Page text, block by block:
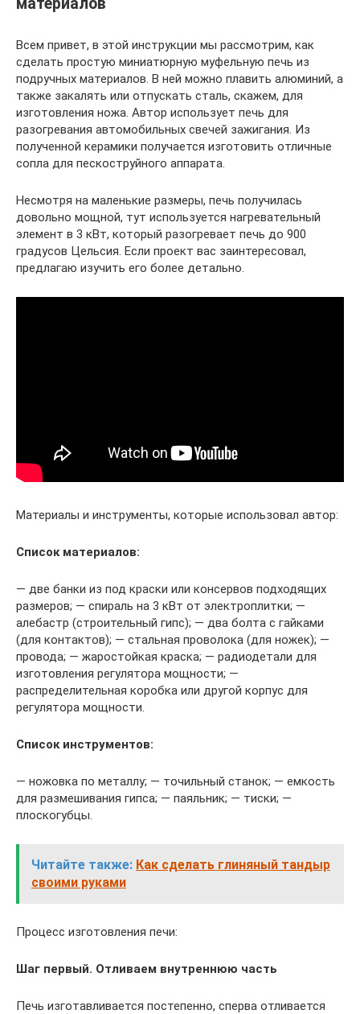
Всем привет, в этой инструкции мы рассмотрим, как
сделать простую миниатюрную муфельную печь из
подручных материалов. В ней можно плавить алюминий, а
также закалять или отпускать сталь, скажем, для
изготовления ножа. Автор использует печь для
разогревания автомобильных свечей зажигания. Из
полученной керамики получается изготовить отличные
сопла для пескоструйного аппарата.
Несмотря на маленькие размеры, печь получилась
довольно мощной, тут используется нагревательный
элемент в 3 кВт, который разогревает печь до 900
градусов Цельсия. Если проект вас заинтересовал,
предлагаю изучить его более детально.
Материалы и инструменты, которые использовал автор:
Список материалов:
— две банки из под краски или консервов подходящих
размеров; — спираль на 3 кВт от электроплитки; —
алебастр (строительный гипс); — два болта с гайками
(для контактов); — стальная проволока (для ножек); —
провода; — жаростойкая краска; — радиодетали для
изготовления регулятора мощности; —
распределительная коробка или другой корпус для
регулятора мощности.
Список инструментов:
— ножовка по металлу; — точильный станок; — емкость
для размешивания гипса; — паяльник; — тиски; —
плоскогубцы.
Читайте также: Как сделать глиняный тандыр
своими руками
Процесс изготовления печи:
Шаг первый. Отливаем внутреннюю часть
Печь изготавливается постепенно, сперва отливается